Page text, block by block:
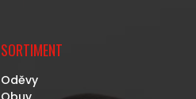
SORTIMENT
Oděvy